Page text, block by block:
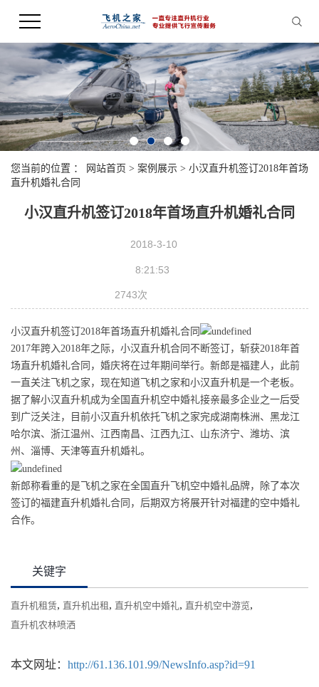
您当前的位置 ： 网站首页 > 案例展示 > 小汉直升机签订2018年首场
直升机婚礼合同
小汉直升机签订2018年首场直升机婚礼合同
2018-3-10
8:21:53
2743次
小汉直升机签订2018年首场直升机婚礼合同
2017年跨入2018年之际，小汉直升机合同不断签订，斩获2018年首
场直升机婚礼合同，婚庆将在过年期间举行。新郎是福建人，此前
一直关注飞机之家，现在知道飞机之家和小汉直升机是一个老板。
据了解小汉直升机成为全国直升机空中婚礼接亲最多企业之一后受
到广泛关注，目前小汉直升机依托飞机之家完成湖南株洲、黑龙江
哈尔滨、浙江温州、江西南昌、江西九江、山东济宁、潍坊、滨
州、淄博、天津等直升机婚礼。
新郎称看重的是飞机之家在全国直升飞机空中婚礼品牌，除了本次
签订的福建直升机婚礼合同，后期双方将展开针对福建的空中婚礼
合作。
关键字
直升机租赁, 直升机出租 , 直升机空中婚礼, 直升机空中游览,
直升机农林喷洒
本文网址： http://61.136.101.99/NewsInfo.asp?id=91